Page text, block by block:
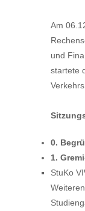
Am
und
startete
0.
1.
StuKo